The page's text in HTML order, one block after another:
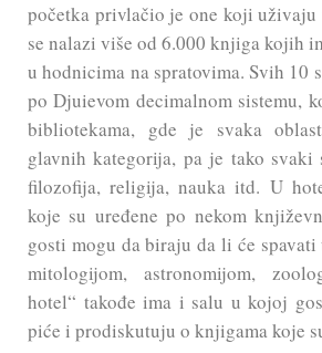
početka privlačio je one koji
se nalazi više od 6.000 knjiga kojih
u hodnicima na spratovima. Svih 10
po Djuievom decimalnom sistemu,
bibliotekama, gde je svaka
glavnih kategorija, pa je tako svaki
filozofija, religija, nauka itd. U
koje su uređene po nekom
gosti mogu da biraju da li će
mitologijom, astronomijom,
hotel“ takođe ima i salu u kojoj
piće i prodiskutuju o knjigama koje